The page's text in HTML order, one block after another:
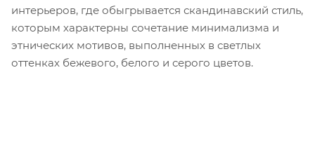
интерьеров, где обыгрывается скандинавский стиль,
которым характерны сочетание минимализма и
этнических мотивов, выполненных в светлых
оттенках бежевого, белого и серого цветов.